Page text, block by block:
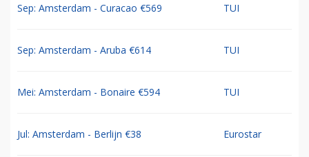
Sep: Amsterdam - Curacao €569 TUI
Sep: Amsterdam - Aruba €614 TUI
Mei: Amsterdam - Bonaire €594 TUI
Jul: Amsterdam - Berlijn €38 Eurostar